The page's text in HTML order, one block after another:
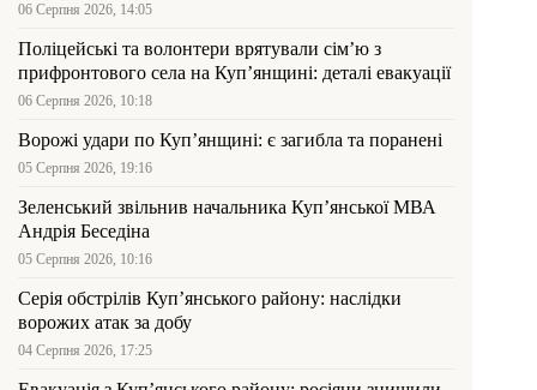
06 Серпня 2026, 14:05
Поліцейські та волонтери врятували сім’ю з
прифронтового села на Куп’янщині: деталі евакуації
06 Серпня 2026, 10:18
Ворожі удари по Куп’янщині: є загибла та поранені
05 Серпня 2026, 19:16
Зеленський звільнив начальника Купʼянської МВА
Андрія Беседіна
05 Серпня 2026, 10:16
Серія обстрілів Куп’янського району: наслідки
ворожих атак за добу
04 Серпня 2026, 17:25